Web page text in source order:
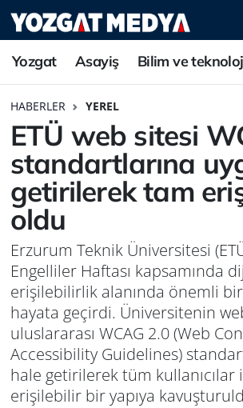
Yozgat Asayiş Bilim ve
HABERLER YEREL
ETÜ web sitesi
standartlarına
getirilerek tam
oldu
Erzurum Teknik Üniversitesi
Engelliler Haftası kapsamında
erişilebilirlik alanında önemli
hayata geçirdi. Üniversitenin
uluslararası WCAG 2.0 (Web
Accessibility Guidelines)
hale getirilerek tüm kullanıcılar
erişilebilir bir yapıya